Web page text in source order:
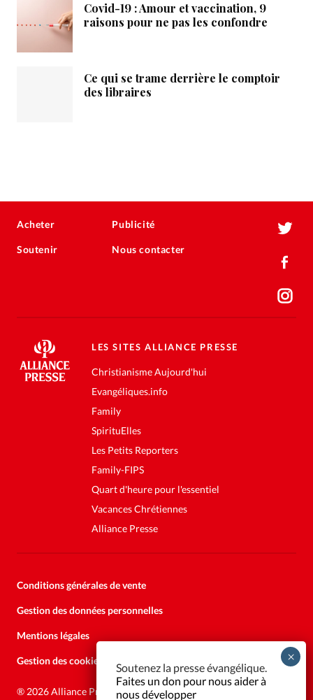
Covid-19 : Amour et vaccination, 9
raisons pour ne pas les confondre
Ce qui se trame derrière le comptoir
des libraires
Acheter
Soutenir
Publicité
Nous contacter
LES SITES ALLIANCE PRESSE
Christianisme Aujourd'hui
Evangéliques.info
Family
SpirituElles
Les Petits Reporters
Family-FIPS
Quart d'heure pour l'essentiel
Vacances Chrétiennes
Alliance Presse
Conditions générales de vente
Gestion des données personnelles
Mentions légales
Gestion des cookies
® 2026 Alliance Presse
Soutenez la presse évangélique.
Faites un don pour nous aider à
nous développer